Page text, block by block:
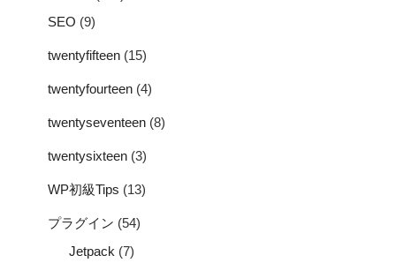
SEO (9)
twentyfifteen (15)
twentyfourteen (4)
twentyseventeen (8)
twentysixteen (3)
WP初級Tips (13)
プラグイン (54)
Jetpack (7)